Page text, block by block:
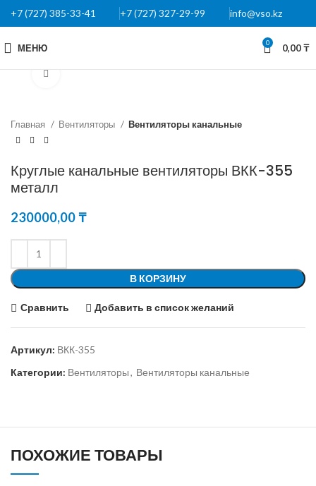
+7 (727) 385-33-41 +7 (727) 327-29-99 info@vso.kz
МЕНЮ 0 0,00₸
Главная Вентиляторы Вентиляторы канальные
Круглые канальные вентиляторы ВКК-355
металл
230000,00₸
В КОРЗИНУ
Сравнить Добавить в список желаний
Артикул: ВКК-355
Категории: Вентиляторы, Вентиляторы канальные
ПОХОЖИЕ ТОВАРЫ